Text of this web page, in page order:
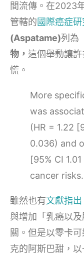
間流傳。在2023
管轄的國際癌症
(Aspatame)列為
物， 這個舉動讓
慌。
More
was
(HR = 1.22
0.036) and
[95% CI
cancer risks.
雖然也有文獻指出
與增加「乳癌以
關。但是以零卡
克的阿斯巴甜，